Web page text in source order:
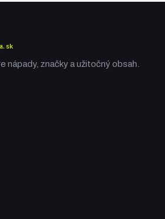
nápady, značky a užitočný obsah.